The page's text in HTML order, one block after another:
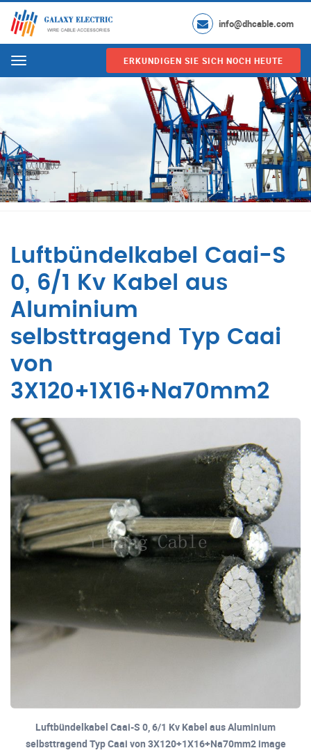
info@dhcable.com
Menu ERKUNDIGEN SIE SICH NOCH HEUTE
Luftbündelkabel Caai-S
0, 6/1 Kv Kabel aus
Aluminium
selbsttragend Typ Caai
von
3X120+1X16+Na70mm2
Luftbündelkabel Caai-S 0, 6/1 Kv Kabel aus Aluminium
selbsttragend Typ Caai von 3X120+1X16+Na70mm2 image